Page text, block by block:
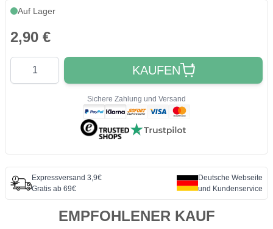
Auf Lager
2,90 €
Quantity
KAUFEN
Sichere Zahlung und Versand
Expressversand 3,9€
Gratis ab 69€
Deutsche Webseite
und Kundenservice
EMPFOHLENER KAUF